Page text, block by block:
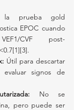
prueba gold
EPOC cuando
CVF post-
Útil para descartar
signos de
No se
pero puede ser